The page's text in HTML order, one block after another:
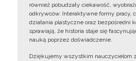
również pobudzały ciekawość,
odkrywców. Interaktywne formy pracy,
działania plastyczne oraz bezpośredni
sprawiają, że historia staje się
nauką poprzez doświadczenie.
Dziękujemy wszystkim nauczycielom